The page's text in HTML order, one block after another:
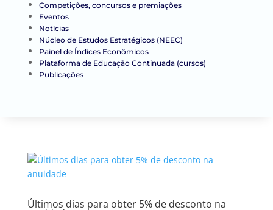
Competições, concursos e premiações
Eventos
Notícias
Núcleo de Estudos Estratégicos (NEEC)
Painel de Índices Econômicos
Plataforma de Educação Continuada (cursos)
Publicações
Últimos dias para obter 5% de desconto na